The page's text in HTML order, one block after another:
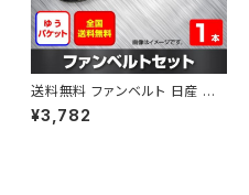
送料無料 ファンベルト 日産 キ
ューブ 型式Z12 H20.11～H24.
10 （国内トップメーカー） 1本 H
¥3,782